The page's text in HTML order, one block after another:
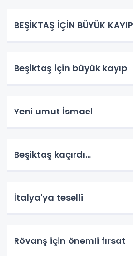
BEŞİKTAŞ İÇİN BÜYÜK KAYIP
Beşiktaş için büyük kayıp
Yeni umut İsmael
Beşiktaş kaçırdı...
İtalya'ya teselli
Rövanş için önemli fırsat